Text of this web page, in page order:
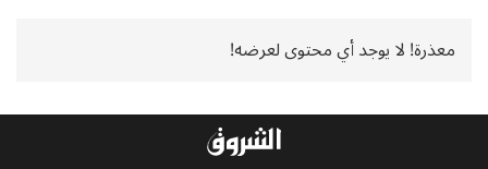
معذرة! لا يوجد أي محتوى لعرضه!